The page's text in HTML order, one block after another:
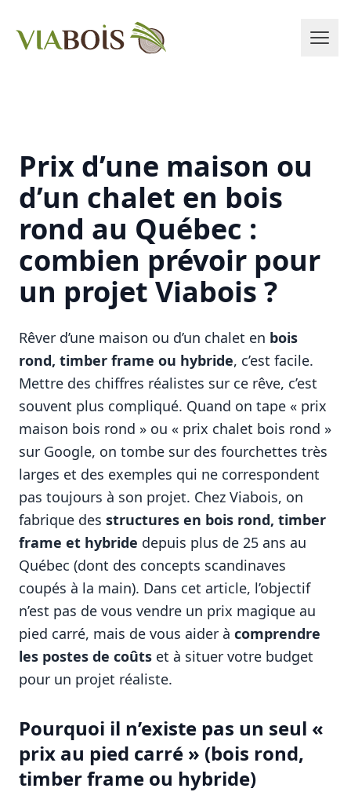
Prix d’une maison ou
d’un chalet en bois
rond au Québec :
combien prévoir pour
un projet Viabois ?
Rêver d’une maison ou d’un chalet en bois
rond, timber frame ou hybride, c’est facile.
Mettre des chiffres réalistes sur ce rêve, c’est
souvent plus compliqué. Quand on tape « prix
maison bois rond » ou « prix chalet bois rond »
sur Google, on tombe sur des fourchettes très
larges et des exemples qui ne correspondent
pas toujours à son projet. Chez Viabois, on
fabrique des structures en bois rond, timber
frame et hybride depuis plus de 25 ans au
Québec (dont des concepts scandinaves
coupés à la main). Dans cet article, l’objectif
n’est pas de vous vendre un prix magique au
pied carré, mais de vous aider à comprendre
les postes de coûts et à situer votre budget
pour un projet réaliste.
Pourquoi il n’existe pas un seul «
prix au pied carré » (bois rond,
timber frame ou hybride)